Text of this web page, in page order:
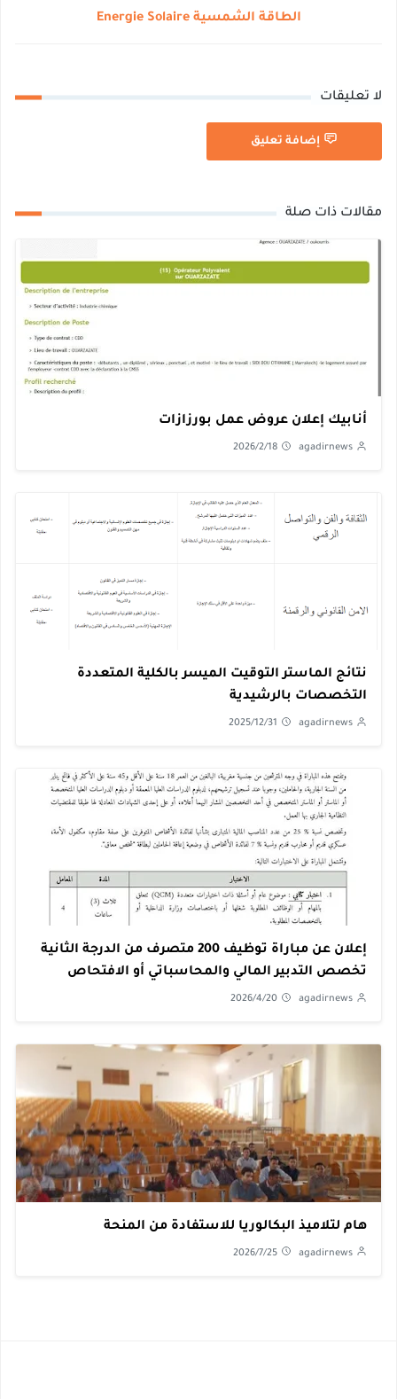
الطاقة الشمسية Energie Solaire
إضافة تعليق
ذات صلة
إعلان عروض عمل بورزازات
agadirnews
2026/2/18
الماستر التوقيت الميسر بالكلية المتعددة
بالرشيدية
agadirnews
2025/12/31
إعلان عن مباراة توظيف 200 متصرف من الدرجة الثانية
التدبير المالي والمحاسباتي أو الافتحاص
التسيير بوزارة الداخليةagadirnews
2026/4/20
agadirnews
2026/7/25